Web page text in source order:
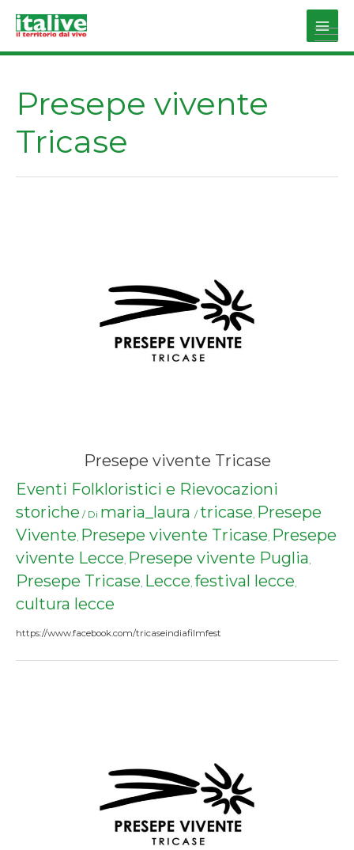
Main
Presepe vivente
Tricase
Presepe vivente Tricase
Eventi Folkloristici e Rievocazioni
storiche / Di maria_laura / tricase, Presepe
Vivente, Presepe vivente Tricase, Presepe
vivente Lecce, Presepe vivente Puglia,
Presepe Tricase, Lecce, festival lecce,
cultura lecce
https://www.facebook.com/tricaseindiafilmfest